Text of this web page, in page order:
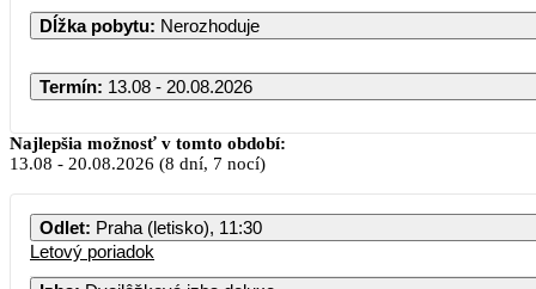
Dĺžka pobytu: Nerozhoduje
Termín: 13.08 - 20.08.2026
Najlepšia možnosť v tomto období:
13.08 - 20.08.2026 (8 dní, 7 nocí)
Odlet: Praha (letisko), 11:30
Letový poriadok